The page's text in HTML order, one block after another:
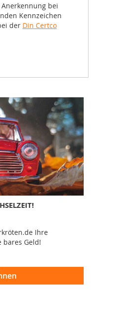
bei
Kennzeichen
der Din Certco
Ihre
bares Geld!